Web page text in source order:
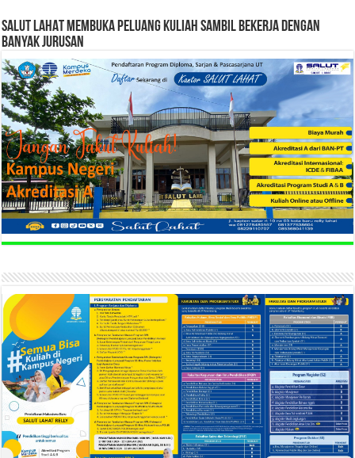
SALUT LAHAT MEMBUKA PELUANG KULIAH SAMBIL BEKERJA DENGAN
BANYAK JURUSAN